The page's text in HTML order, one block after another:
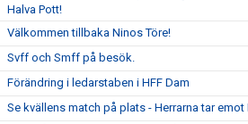
"VAPENDRAGARE 2026"
FRITIDSKORTET/AVGIFTER
Halva Pott!
Välkommen tillbaka Ninos Töre!
Svff och Smff på besök.
Förändring i ledarstaben i HFF Dam
Se kvällens match på plats - Herrarna tar